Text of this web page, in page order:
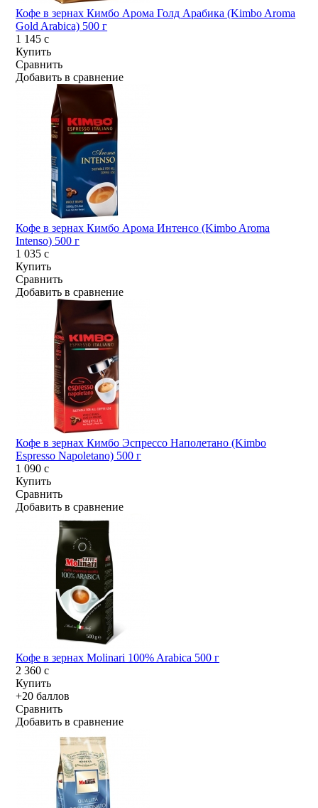
Кофе в зернах Кимбо Арома Голд Арабика (Kimbo Aroma
Gold Arabica) 500 г
1 145c
Купить
Сравнить
Добавить в сравнение
Кофе в зернах Кимбо Арома Интенсо (Kimbo Aroma
Intenso) 500 г
1 035c
Купить
Сравнить
Добавить в сравнение
Кофе в зернах Кимбо Эспрессо Наполетано (Kimbo
Espresso Napoletano) 500 г
1 090c
Купить
Сравнить
Добавить в сравнение
Кофе в зернах Molinari 100% Arabica 500 г
2 360c
Купить
+20 баллов
Сравнить
Добавить в сравнение